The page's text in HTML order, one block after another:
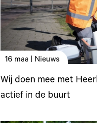
16 maa | Nieuws
Wij doen mee met
actief in de buurt